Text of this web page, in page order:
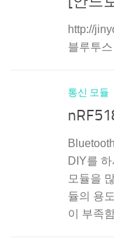
http://
블루투
통신 모듈
DIY를
모듈을
듈의 용
이 부족